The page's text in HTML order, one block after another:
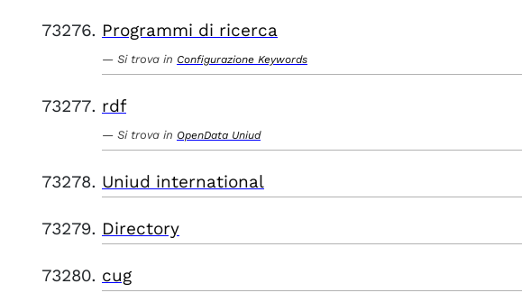
Programmi di ricerca
Si trova in Configurazione Keywords
rdf
Si trova in OpenData Uniud
Uniud international
Directory
cug